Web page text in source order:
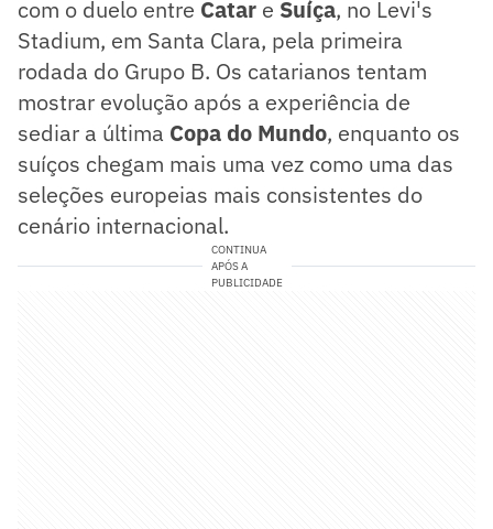
com o duelo entre Catar e Suíça, no Levi's
Stadium, em Santa Clara, pela primeira
rodada do Grupo B. Os catarianos tentam
mostrar evolução após a experiência de
sediar a última Copa do Mundo, enquanto os
suíços chegam mais uma vez como uma das
seleções europeias mais consistentes do
cenário internacional.
CONTINUA
APÓS A
PUBLICIDADE